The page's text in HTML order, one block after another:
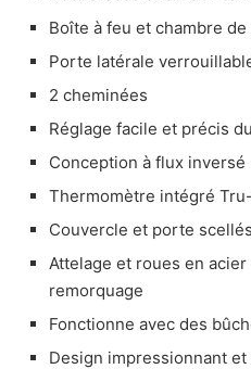
Boîte à feu et chambre
Porte latérale
2 cheminées
Réglage facile et précis
Conception à flux inversé
Thermomètre intégré
Couvercle et porte
Attelage et roues en
remorquage
Fonctionne avec des
Design impressionnant et